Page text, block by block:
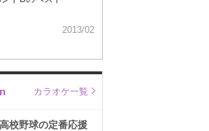
2013/02
カラオケ一覧
校野球の定番応援